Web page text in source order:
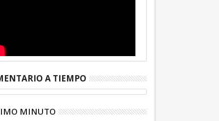
A TIEMPO
MINUTO